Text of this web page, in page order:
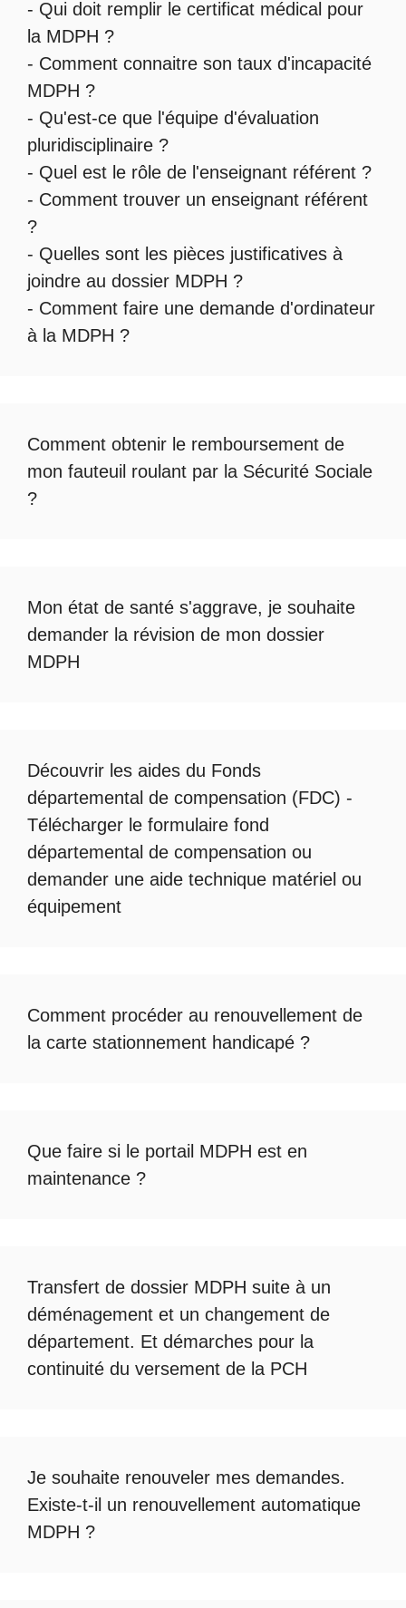
- Qui doit remplir le certificat médical pour
la MDPH ?
- Comment connaitre son taux d'incapacité
MDPH ?
- Qu'est-ce que l'équipe d'évaluation
pluridisciplinaire ?
- Quel est le rôle de l'enseignant référent ?
- Comment trouver un enseignant référent
?
- Quelles sont les pièces justificatives à
joindre au dossier MDPH ?
- Comment faire une demande d'ordinateur
à la MDPH ?
Comment obtenir le remboursement de
mon fauteuil roulant par la Sécurité Sociale
?
Mon état de santé s'aggrave, je souhaite
demander la révision de mon dossier
MDPH
Découvrir les aides du Fonds
départemental de compensation (FDC) -
Télécharger le formulaire fond
départemental de compensation ou
demander une aide technique matériel ou
équipement
Comment procéder au renouvellement de
la carte stationnement handicapé ?
Que faire si le portail MDPH est en
maintenance ?
Transfert de dossier MDPH suite à un
déménagement et un changement de
département. Et démarches pour la
continuité du versement de la PCH
Je souhaite renouveler mes demandes.
Existe-t-il un renouvellement automatique
MDPH ?